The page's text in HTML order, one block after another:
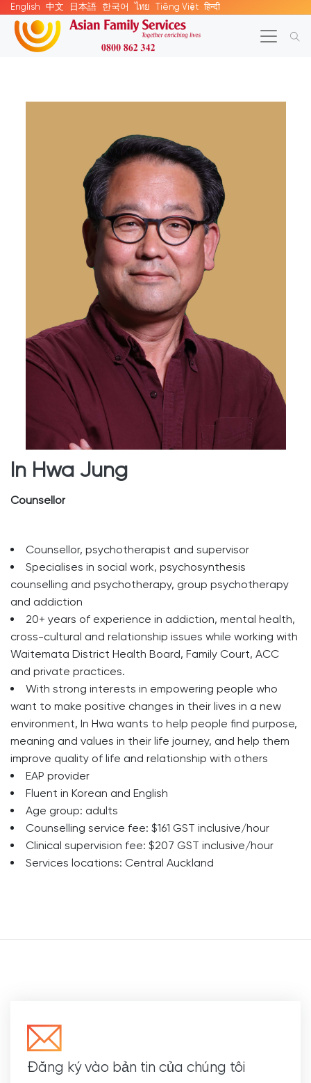
English 中文 日本語 한국어 ไทย Tiếng Việt हिन्दी
In Hwa Jung
Counsellor
Counsellor, psychotherapist and supervisor
Specialises in social work, psychosynthesis
counselling and psychotherapy, group psychotherapy
and addiction
20+ years of experience in addiction, mental health,
cross-cultural and relationship issues while working with
Waitemata District Health Board, Family Court, ACC
and private practices.
With strong interests in empowering people who
want to make positive changes in their lives in a new
environment, In Hwa wants to help people find purpose,
meaning and values in their life journey, and help them
improve quality of life and relationship with others
EAP provider
Fluent in Korean and English
Age group: adults
Counselling service fee: $161 GST inclusive/hour
Clinical supervision fee: $207 GST inclusive/hour
Services locations: Central Auckland
Đăng ký vào bản tin của chúng tôi